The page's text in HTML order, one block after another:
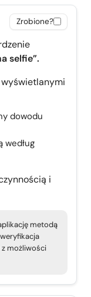
Zrobione?
selfie”.
dowodu
według
i
metodą
możliwości